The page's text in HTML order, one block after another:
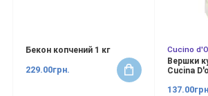
Бекон копчений 1 кг
229.00грн.
Cucino
Вершки
Cucina